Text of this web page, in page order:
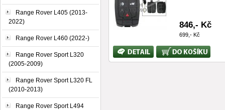
Range Rover L405 (2013-
2022)
Range Rover L460 (2022-)
Range Rover Sport L320
(2005-2009)
Range Rover Sport L320 FL
(2010-2013)
Range Rover Sport L494
846,- Kč
699,- Kč
Bližší
informace
Koupit